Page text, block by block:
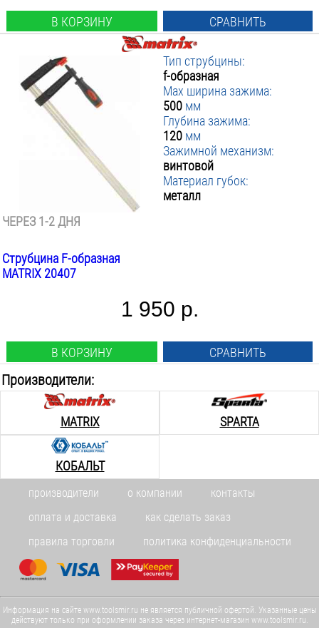
В КОРЗИНУ СРАВНИТЬ
Тип струбцины:
f-образная
Max ширина зажима:
500 мм
Глубина зажима:
120 мм
Зажимной механизм:
винтовой
Материал губок:
металл
ЧЕРЕЗ 1-2 ДНЯ
Струбцина F-образная
MATRIX 20407
1 950 р.
В КОРЗИНУ СРАВНИТЬ
Производители:
MATRIX SPARTA
КОБАЛЬТ
производители о компании
контакты
оплата и доставка
как сделать заказ
правила торговли
политика конфиденциальности
Информация на сайте www.toolsmir.ru не является публичной офертой. Указанные цены
действуют только при оформлении заказа через интернет-магазин www.toolsmir.ru.